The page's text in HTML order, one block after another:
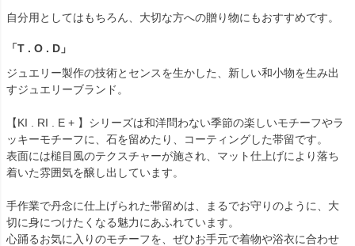
自分用としてはもちろん、大切な方への贈り物にもおすすめです。
「T . O . D」
ジュエリー製作の技術とセンスを生かした、新しい和小物を生み出
すジュエリーブランド。
【KI . RI . E + 】シリーズは和洋問わない季節の楽しいモチーフやラ
ッキーモチーフに、石を留めたり、コーティングした帯留です。
表面には槌目風のテクスチャーが施され、マット仕上げにより落ち
着いた雰囲気を醸し出しています。
手作業で丹念に仕上げられた帯留めは、まるでお守りのように、大
切に身につけたくなる魅力にあふれています。
心踊るお気に入りのモチーフを、ぜひお手元で着物や浴衣に合わせ